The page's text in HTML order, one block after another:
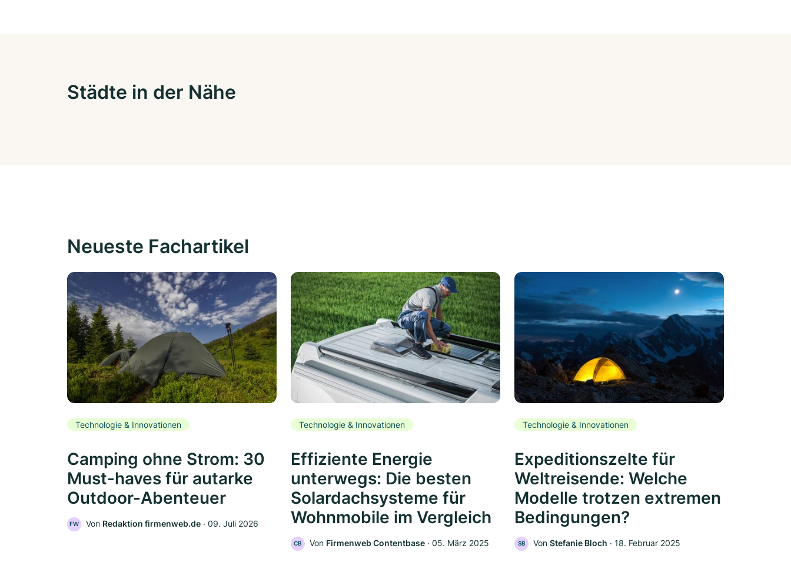
Städte in der Nähe
Neueste Fachartikel
Technologie & Innovationen
Camping ohne Strom: 30
Must-haves für autarke
Outdoor-Abenteuer
FW Von Redaktion firmenweb.de ‧ 09. Juli 2026
Technologie & Innovationen
Effiziente Energie
unterwegs: Die besten
Solardachsysteme für
Wohnmobile im Vergleich
CB Von Firmenweb Contentbase ‧ 05. März 2025
Technologie & Innovationen
Expeditionszelte für
Weltreisende: Welche
Modelle trotzen extremen
Bedingungen?
SB Von Stefanie Bloch ‧ 18. Februar 2025